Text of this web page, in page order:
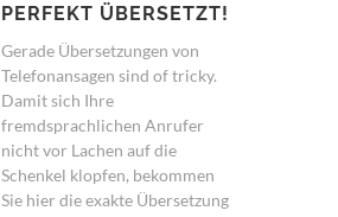
PERFEKT ÜBERSETZT!
Gerade Übersetzungen von
Telefonansagen sind of tricky.
Damit sich Ihre
fremdsprachlichen Anrufer
nicht vor Lachen auf die
Schenkel klopfen, bekommen
Sie hier die exakte Übersetzung